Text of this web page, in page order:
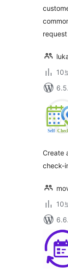
10
Create
check-
10